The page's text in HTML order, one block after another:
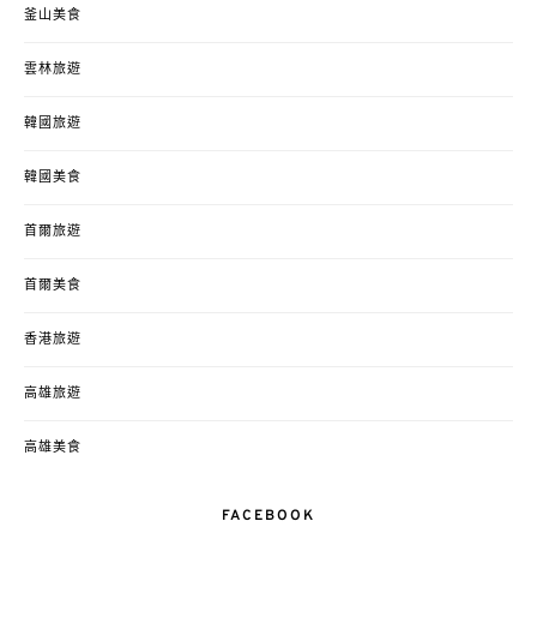
釜山美食
雲林旅遊
韓國旅遊
韓國美食
首爾旅遊
首爾美食
香港旅遊
高雄旅遊
高雄美食
FACEBOOK